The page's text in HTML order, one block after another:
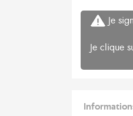
Je
Je clique